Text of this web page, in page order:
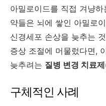
아밀로이드를 직접 겨냥
약들은 뇌에 쌓인 아밀로
신경세포 손상을 늦추는
증상 조절에 머물렀다면,
늦추려는 질병 변경 치료
구체적인 사례